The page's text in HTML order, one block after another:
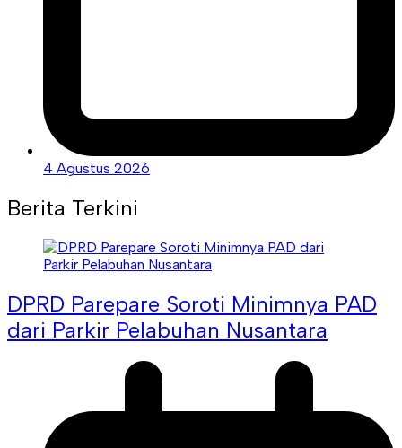
4 Agustus 2026
Berita Terkini
DPRD Parepare Soroti Minimnya PAD
dari Parkir Pelabuhan Nusantara